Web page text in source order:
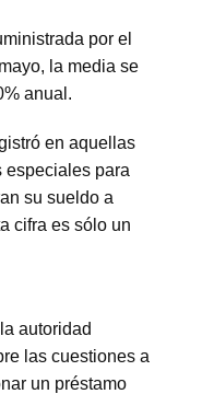
por el
la media se
anual.
en aquellas
especiales para
su sueldo a
cifra es sólo un
autoridad
las cuestiones a
un préstamo